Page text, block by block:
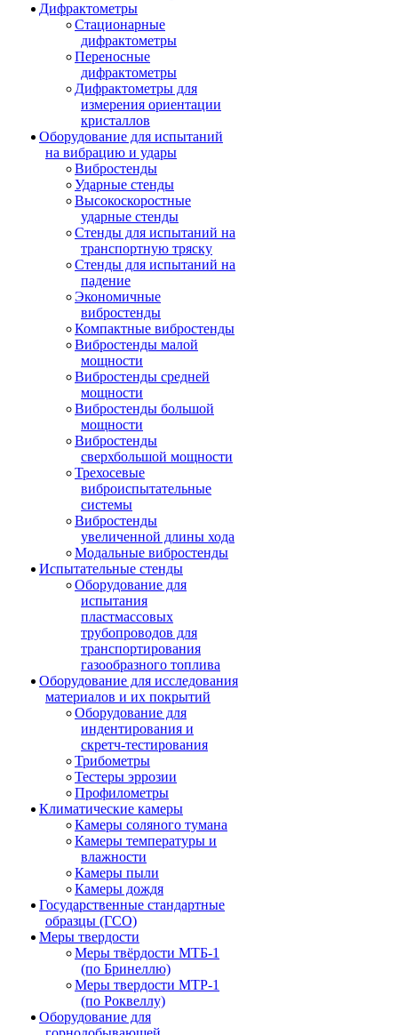
Дифрактометры
Стационарные
дифрактометры
Переносные
дифрактометры
Дифрактометры для
измерения ориентации
кристаллов
Оборудование для испытаний
на вибрацию и удары
Вибростенды
Ударные стенды
Высокоскоростные
ударные стенды
Стенды для испытаний на
транспортную тряску
Стенды для испытаний на
падение
Экономичные
вибростенды
Компактные вибростенды
Вибростенды малой
мощности
Вибростенды средней
мощности
Вибростенды большой
мощности
Вибростенды
сверхбольшой мощности
Трехосевые
виброиспытательные
системы
Вибростенды
увеличенной длины хода
Модальные вибростенды
Испытательные стенды
Оборудование для
испытания
пластмассовых
трубопроводов для
транспортирования
газообразного топлива
Оборудование для исследования
материалов и их покрытий
Оборудование для
индентирования и
скретч-тестирования
Трибометры
Тестеры эррозии
Профилометры
Климатические камеры
Камеры соляного тумана
Камеры температуры и
влажности
Камеры пыли
Камеры дождя
Государственные стандартные
образцы (ГСО)
Меры твердости
Меры твёрдости МТБ-1
(по Бринеллю)
Меры твердости МТР-1
(по Роквеллу)
Оборудование для